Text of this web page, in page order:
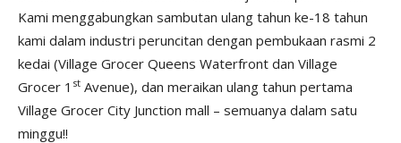
Kami menggabungkan sambutan ulang tahun ke-18 tahun
kami dalam industri peruncitan dengan pembukaan rasmi 2
kedai (Village Grocer Queens Waterfront dan Village
Grocer 1 st Avenue), dan meraikan ulang tahun pertama
Village Grocer City Junction mall – semuanya dalam satu
minggu!!